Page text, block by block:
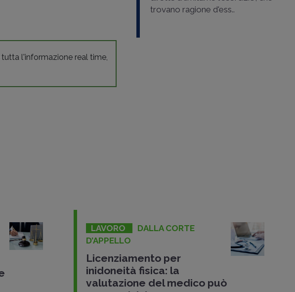
l'informazione real time,
trovano ragione d'ess..
LAVORO
DALLA CORTE
D’APPELLO
Licenziamento per
inidoneità fisica: la
valutazione del medico può